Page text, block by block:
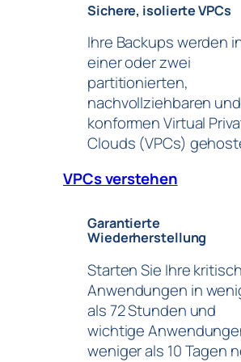
Sichere, isolierte VPCs
Ihre Backups werden
einer oder zwei
partitionierten,
nachvollziehbaren und
konformen Virtual
Clouds (VPCs)
VPCs verstehen
Garantierte
Wiederherstellung
Starten Sie Ihre
Anwendungen in
als 72 Stunden und
wichtige
weniger als 10 Tagen